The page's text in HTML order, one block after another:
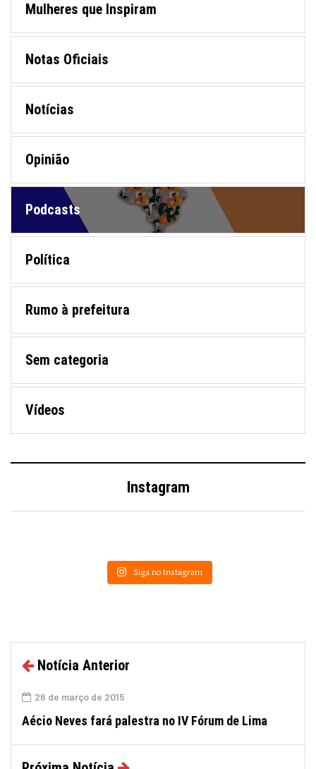
Mulheres que Inspiram
Notas Oficiais
Notícias
Opinião
Podcasts
Política
Rumo à prefeitura
Sem categoria
Vídeos
Instagram
Siga no Instagram
Notícia Anterior
26 de março de 2015
Aécio Neves fará palestra no IV Fórum de Lima